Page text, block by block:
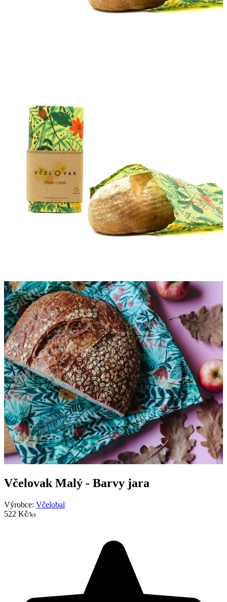
Včelovak Malý - Barvy jara
Výrobce: Včelobal
522 Kč/ks